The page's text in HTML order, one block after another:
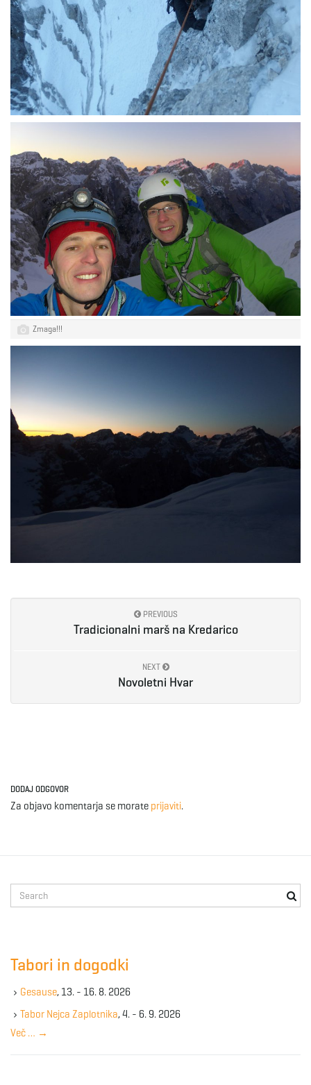
Zmaga!!!
PREVIOUS
Tradicionalni marš na Kredarico
NEXT
Novoletni Hvar
DODAJ ODGOVOR
Za objavo komentarja se morate prijaviti.
e
e
y
w
r
Tabori in dogodki
Gesause, 13. - 16. 8. 2026
Tabor Nejca Zaplotnika, 4. - 6. 9. 2026
Več … →